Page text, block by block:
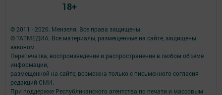
© 2011 - 2026. Мензеля. Все права защищены.
© ТАТМЕДИА. Все материалы, размещенные на сайте, защищены
законом.
Перепечатка, воспроизведение и распространение в любом объеме
информации,
размещенной на сайте, возможна только с письменного согласия
редакций СМИ.
При поддержке Республиканского агентства по печати и массовым
18+